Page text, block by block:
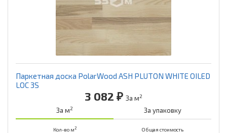
Паркетная доска PolarWood ASH PLUTON WHITE OILED
LOC 3S
3 082 ₽ За м2
За м2 За упаковку
Кол-во м2 Общая стоимость